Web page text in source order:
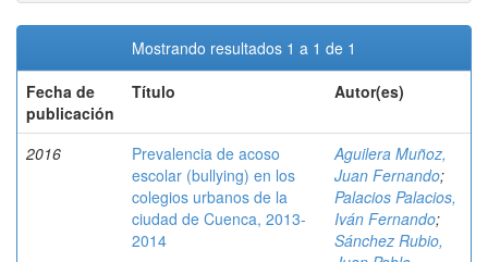
Mostrando resultados 1 a 1 de 1
Fecha de
publicación
Título Autor(es)
2016
Prevalencia de acoso
escolar (bullying) en los
colegios urbanos de la
ciudad de Cuenca, 2013-
2014
Aguilera Muñoz,
Juan Fernando;
Palacios Palacios,
Iván Fernando;
Sánchez Rubio,